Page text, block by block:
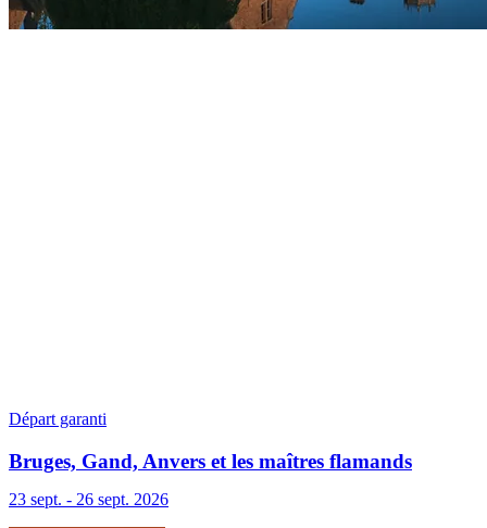
Départ garanti
Bruges, Gand, Anvers et les maîtres flamands
23 sept. - 26 sept. 2026